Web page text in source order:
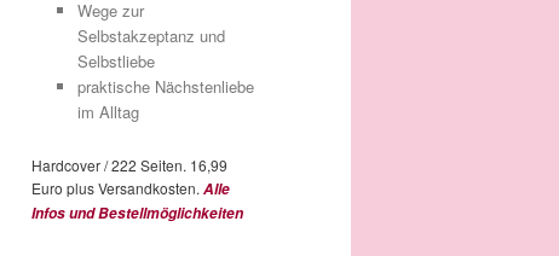
Wege zur
Selbstakzeptanz und
Selbstliebe
praktische Nächstenliebe
im Alltag
Hardcover / 222 Seiten. 16,99
Euro plus Versandkosten.Alle
Infos und Bestellmöglichkeiten